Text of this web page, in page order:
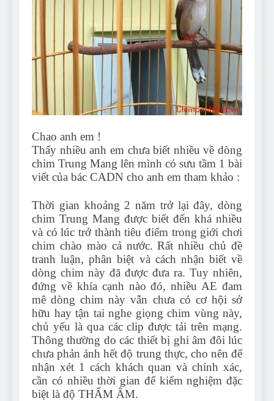
Can Bulldogs Play Fetch?
And How to Train Them!
7 Năm Ago
How Often Do I Need to
Groom My Bulldog
7 Năm Ago
Chao anh em !
Thấy nhiều anh em chưa biết nhiều về dòng
chim Trung Mang lên mình có sưu tầm 1 bài
viết của bác CADN cho anh em tham khảo :
Thời gian khoảng 2 năm trở lại đây, dòng
chim Trung Mang được biết đến khá nhiều
và có lúc trở thành tiêu điểm trong giới chơi
chim chào mào cả nước. Rất nhiều chủ đề
tranh luận, phân biệt và cách nhận biết về
dòng chim này đã được đưa ra. Tuy nhiên,
đứng về khía cạnh nào đó, nhiều AE đam
mê dòng chim này vẫn chưa có cơ hội sở
hữu hay tận tai nghe giọng chim vùng này,
chủ yếu là qua các clip được tải trên mạng.
Thông thường do các thiết bị ghi âm đôi lúc
chưa phản ánh hết độ trung thực, cho nên để
nhận xét 1 cách khách quan và chính xác,
cần có nhiều thời gian để kiểm nghiệm đặc
biệt là độ THẨM ÂM.